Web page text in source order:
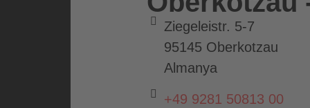
Ziegeleistr. 5-7
95145 Oberkotzau
Almanya
+49 9281 50813 00